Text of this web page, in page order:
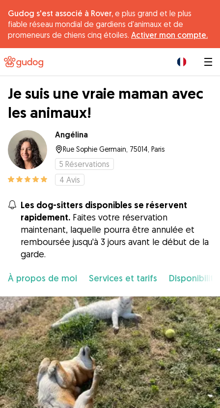
Gudog s'est associé à Rover, e plus grand et le plus
fiable réseau mondial de gardiens d'animaux et de
promeneurs de chiens cinq étoiles. Activer mon compte.
Je suis une vraie maman avec
les animaux!
Angélina
Rue Sophie Germain, 75014, Paris
5 Réservations
4 Avis
Les dog-sitters disponibles se réservent
rapidement. Faites votre réservation
maintenant, laquelle pourra être annulée et
remboursée jusqu'à 3 jours avant le début de la
garde.
À propos de moi Services et tarifs Disponibilité